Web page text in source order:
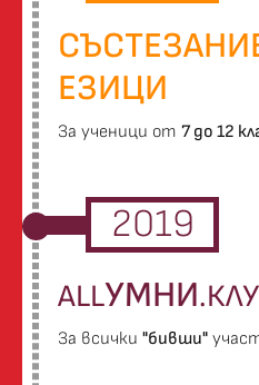
ЕЗИЦИ
За ученици от 7 до 12
2019
ALLУМНИ
За всички "бивши"